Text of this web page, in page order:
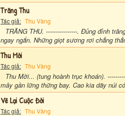
Trăng Thu
Tác giả: Thu Vàng
TRĂNG THU. ----------------. Đủng đỉnh
ngay ngắn. Những giọt sương rơi chẳng
Thu Mời
Tác giả: Thu Vàng
Thu Mời... (tung hoành trục khoán).
mây gần lững thững bay. Cao kia dãy núi
Vẽ Lại Cuộc Đời
Tác giả: Thu Vàng